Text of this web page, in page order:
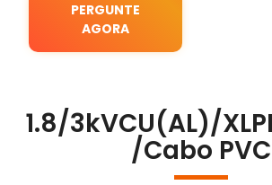
PERGUNTE
AGORA
1.8/3kVCU(AL)/
/Cabo PVC